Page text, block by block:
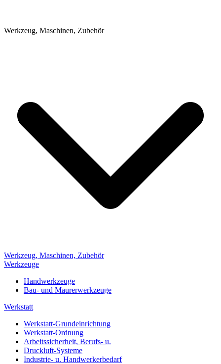
Werkzeug, Maschinen, Zubehör
Werkzeug, Maschinen, Zubehör
Werkzeuge
Handwerkzeuge
Bau- und Maurerwerkzeuge
Werkstatt
Werkstatt-Grundeinrichtung
Werkstatt-Ordnung
Arbeitssicherheit, Berufs- u.
Druckluft-Systeme
Industrie- u. Handwerkerbedarf